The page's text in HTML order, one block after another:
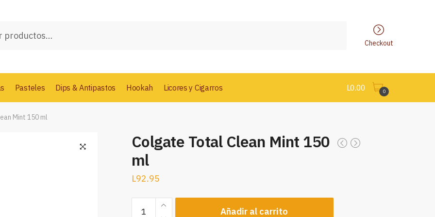
Checkout
Pasteles Dips & Antipastos Hookah Licores y Cigarros L0.00 0
Mint 150 ml
Colgate Total Clean Mint 150
ml
L92.95
Añadir al carrito